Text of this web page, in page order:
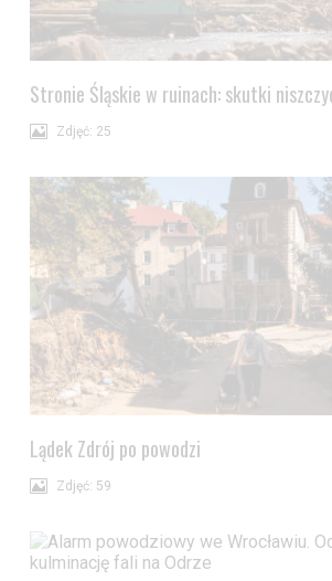
Stronie Śląskie w ruinach: skutki
Zdjęć: 25
Lądek Zdrój po powodzi
Zdjęć: 59